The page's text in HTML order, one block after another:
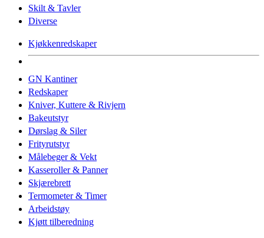
Skilt & Tavler
Diverse
Kjøkkenredskaper
GN Kantiner
Redskaper
Kniver, Kuttere & Rivjern
Bakeutstyr
Dørslag & Siler
Frityrutstyr
Målebeger & Vekt
Kasseroller & Panner
Skjærebrett
Termometer & Timer
Arbeidstøy
Kjøtt tilberedning